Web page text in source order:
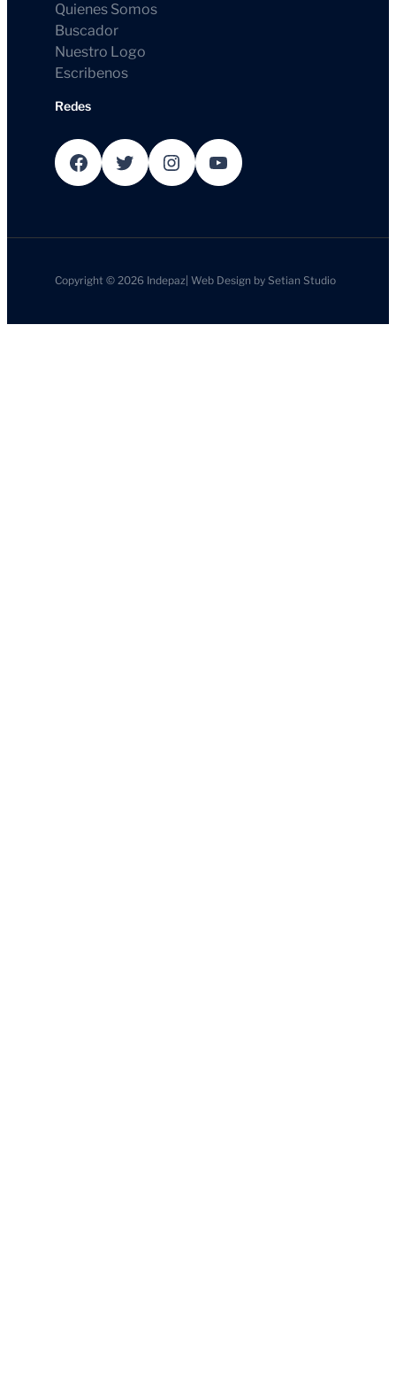
Quienes Somos
Buscador
Nuestro Logo
Escribenos
Redes
Facebook Twitter Instagram YouTube
Copyright © 2026 Indepaz |Web Design bySetian Studio